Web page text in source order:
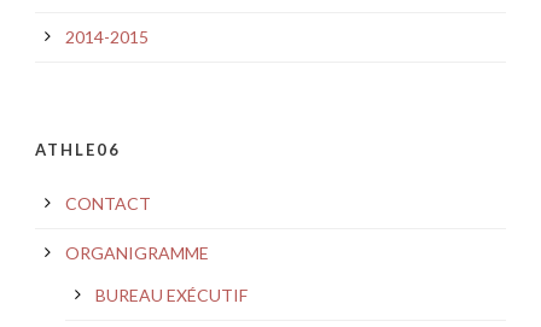
2014-2015
ATHLE06
CONTACT
ORGANIGRAMME
BUREAU EXÉCUTIF